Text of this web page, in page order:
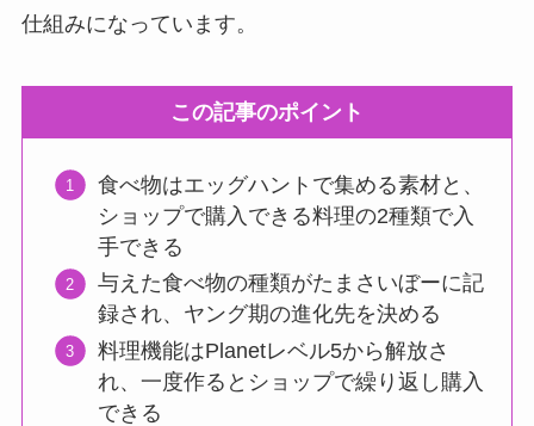
仕組みになっています。
この記事のポイント
食べ物はエッグハントで集める素材と、
ショップで購入できる料理の2種類で入
手できる
与えた食べ物の種類がたまさいぼーに記
録され、ヤング期の進化先を決める
料理機能はPlanetレベル5から解放さ
れ、一度作るとショップで繰り返し購入
できる